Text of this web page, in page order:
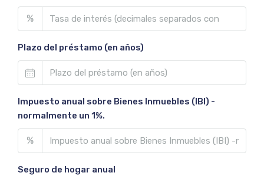
%
Plazo del préstamo (en años)
Impuesto anual sobre Bienes Inmuebles (IBI) -
normalmente un 1%.
%
Seguro de hogar anual